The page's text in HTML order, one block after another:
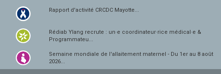
Rapport d'activité CRCDC Mayotte...
Rédiab Ylang recrute : un·e coordinateur·rice médical·e &
Programmateu...
Semaine mondiale de l'allaitement maternel - Du 1er au 8 août
2026...